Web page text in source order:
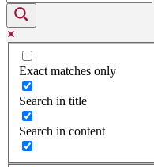
Exact matches only
Search in title
Search in content